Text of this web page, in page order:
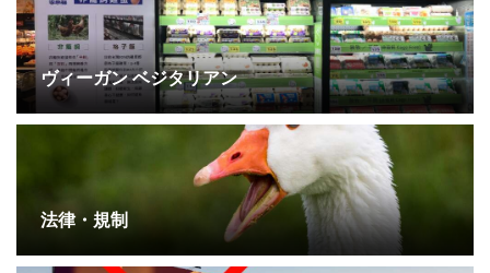
ヴィーガン ベジタリアン
法律・規制